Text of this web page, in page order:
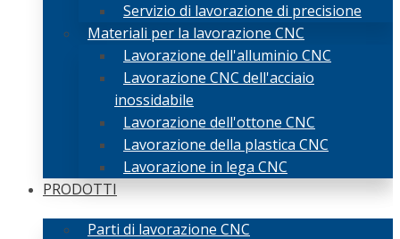
Servizio di lavorazione di precisione
Materiali per la lavorazione CNC
Lavorazione dell'alluminio CNC
Lavorazione CNC dell'acciaio
inossidabile
Lavorazione dell'ottone CNC
Lavorazione della plastica CNC
Lavorazione in lega CNC
PRODOTTI
Parti di lavorazione CNC